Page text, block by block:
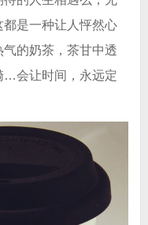
是一种让人怦然心
的奶茶，茶甘中透
…会让时间，永远定